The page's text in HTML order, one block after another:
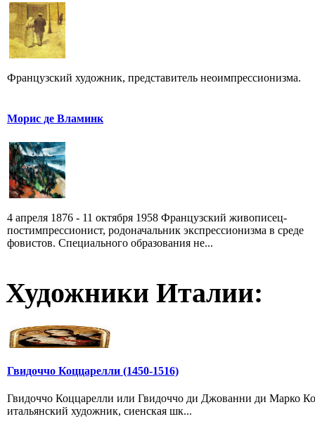
Французский художник, представитель неоимпрессионизма.
Морис де Вламинк
4 апреля 1876 - 11 октября 1958 Французский живописец-
постимпрессионист, родоначальник экспрессионизма в среде
фовистов. Специального образования не...
Художники Италии:
Гвидоччо Коццарелли (1450-1516)
Гвидоччо Коццарелли или Гвидоччо ди Джованни ди Марко
итальянский художник, сиенская шк...